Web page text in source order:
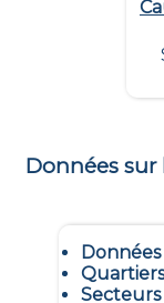
Données